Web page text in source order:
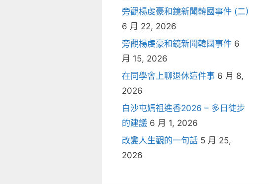
旁觀楊虔豪和鏡新聞韓國事件 (二)
6 月 22, 2026
旁觀楊虔豪和鏡新聞韓國事件 6
月 15, 2026
在同學會上聊退休這件事 6 月 8,
2026
白沙屯媽祖進香2026 – 多日徒步
的建議 6 月 1, 2026
改變人生觀的一句話 5 月 25,
2026